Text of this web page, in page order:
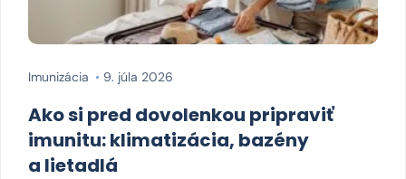
Imunizácia 9. júla 2026
Ako si pred dovolenkou pripraviť
imunitu: klimatizácia, bazény
a lietadlá